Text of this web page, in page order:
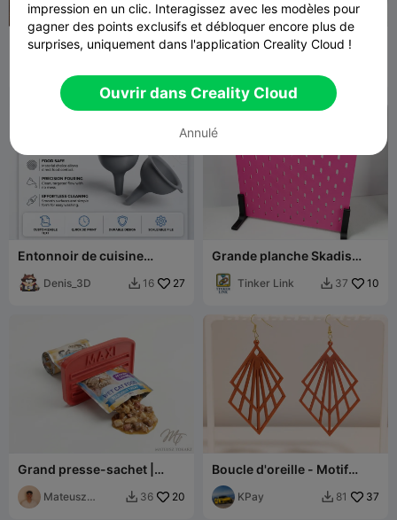
Support pour ordinateur
portable
Bacs hexagonaux
empilables 215x170mm
Entonnoir de cuisine
Denis_3D  16 27
Grande planche Skadis
pleine avec support de
tableTinker Link  37 10
Grand presse-sachet |
Distributeur de sachets
d'aliments pour animaux
Mateusz
 36 20
Boucle d'oreille - Motif
losange
KPay  81 37
impression en un clic. Interagissez avec les modèles pour
gagner des points exclusifs et débloquer encore plus de
surprises, uniquement dans l'application Creality Cloud !
Ouvrir dans Creality Cloud
Annulé